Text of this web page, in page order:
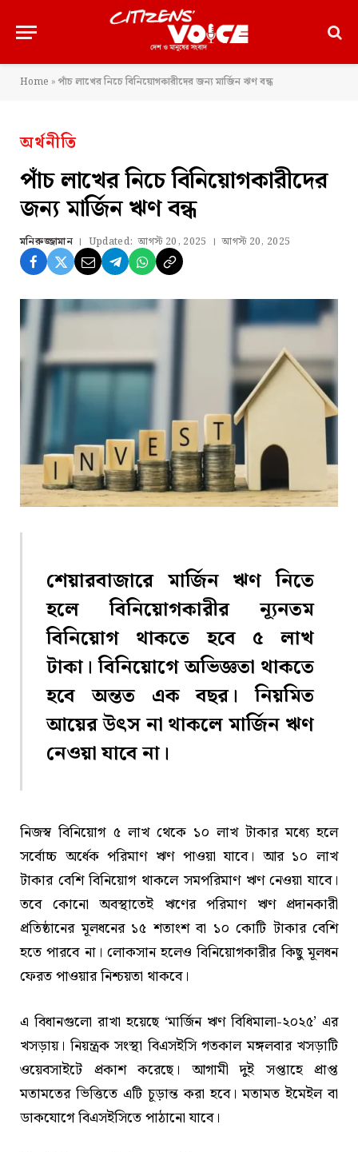
Home »পাঁচ লাখের নিচে বিনিয়োগকারীদের জন্য মার্জিন ঋণ বন্ধ
অর্থনীতি
পাঁচ লাখের নিচে বিনিয়োগকারীদের
জন্য মার্জিন ঋণ বন্ধ
মনিরুজ্জামান Updated: আগস্ট 20, 2025 আগস্ট 20, 2025
শেয়ারবাজারে মার্জিন ঋণ নিতে
হলে বিনিয়োগকারীর ন্যূনতম
বিনিয়োগ থাকতে হবে ৫ লাখ
টাকা। বিনিয়োগে অভিজ্ঞতা থাকতে
হবে অন্তত এক বছর। নিয়মিত
আয়ের উৎস না থাকলে মার্জিন ঋণ
নেওয়া যাবে না।
নিজস্ব বিনিয়োগ ৫ লাখ থেকে ১০ লাখ টাকার মধ্যে হলে
সর্বোচ্চ অর্ধেক পরিমাণ ঋণ পাওয়া যাবে। আর ১০ লাখ
টাকার বেশি বিনিয়োগ থাকলে সমপরিমাণ ঋণ নেওয়া যাবে।
তবে কোনো অবস্থাতেই ঋণের পরিমাণ ঋণ প্রদানকারী
প্রতিষ্ঠানের মূলধনের ১৫ শতাংশ বা ১০ কোটি টাকার বেশি
হতে পারবে না। লোকসান হলেও বিনিয়োগকারীর কিছু মূলধন
ফেরত পাওয়ার নিশ্চয়তা থাকবে।
এ বিধানগুলো রাখা হয়েছে ‘মার্জিন ঋণ বিধিমালা-২০২৫’ এর
খসড়ায়। নিয়ন্ত্রক সংস্থা বিএসইসি গতকাল মঙ্গলবার খসড়াটি
ওয়েবসাইটে প্রকাশ করেছে। আগামী দুই সপ্তাহে প্রাপ্ত
মতামতের ভিত্তিতে এটি চূড়ান্ত করা হবে। মতামত ইমেইল বা
ডাকযোগে বিএসইসিতে পাঠানো যাবে।